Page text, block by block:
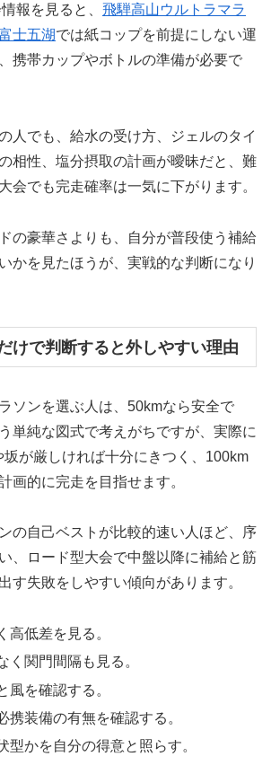
報を見ると、 飛騨高山ウルトラマラ
士五湖では紙コップを前提にしない運
携帯カップやボトルの準備が必要で
人でも、給水の受け方、ジェルのタイ
相性、塩分摂取の計画が曖昧だと、難
会でも完走確率は一気に下がります。
の豪華さよりも、自分が普段使う補給
かを見たほうが、実戦的な判断になり
けで判断すると外しやすい理由
ソンを選ぶ人は、50kmなら安全で
単純な図式で考えがちですが、実際に
が厳しければ十分にきつく、100km
画的に完走を目指せます。
の自己ベストが比較的速い人ほど、序
、ロード型大会で中盤以降に補給と筋
す失敗をしやすい傾向があります。
高低差を見る。
く関門間隔も見る。
風を確認する。
携装備の有無を確認する。
型かを自分の得意と照らす。